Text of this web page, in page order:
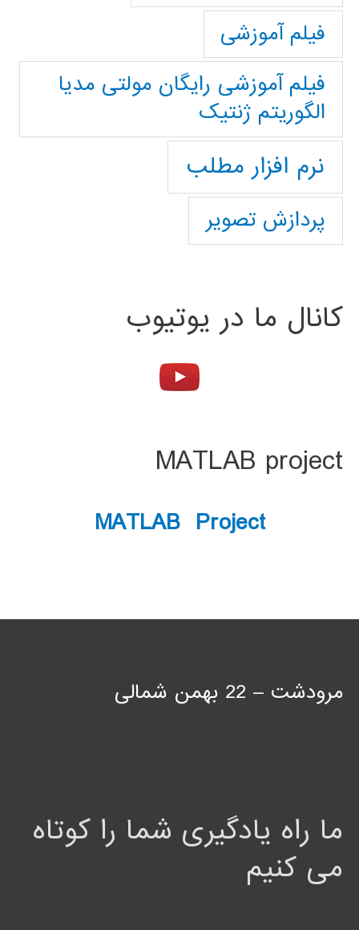
فیلم آموزشی
فیلم آموزشی رایگان مولتی مدیا
الگوریتم ژنتیک
نرم افزار مطلب
پردازش تصویر
کانال ما در یوتیوب
MATLAB project
MATLAB Project
مرودشت – 22 بهمن شمالی
ما راه یادگیری شما را کوتاه
می کنیم